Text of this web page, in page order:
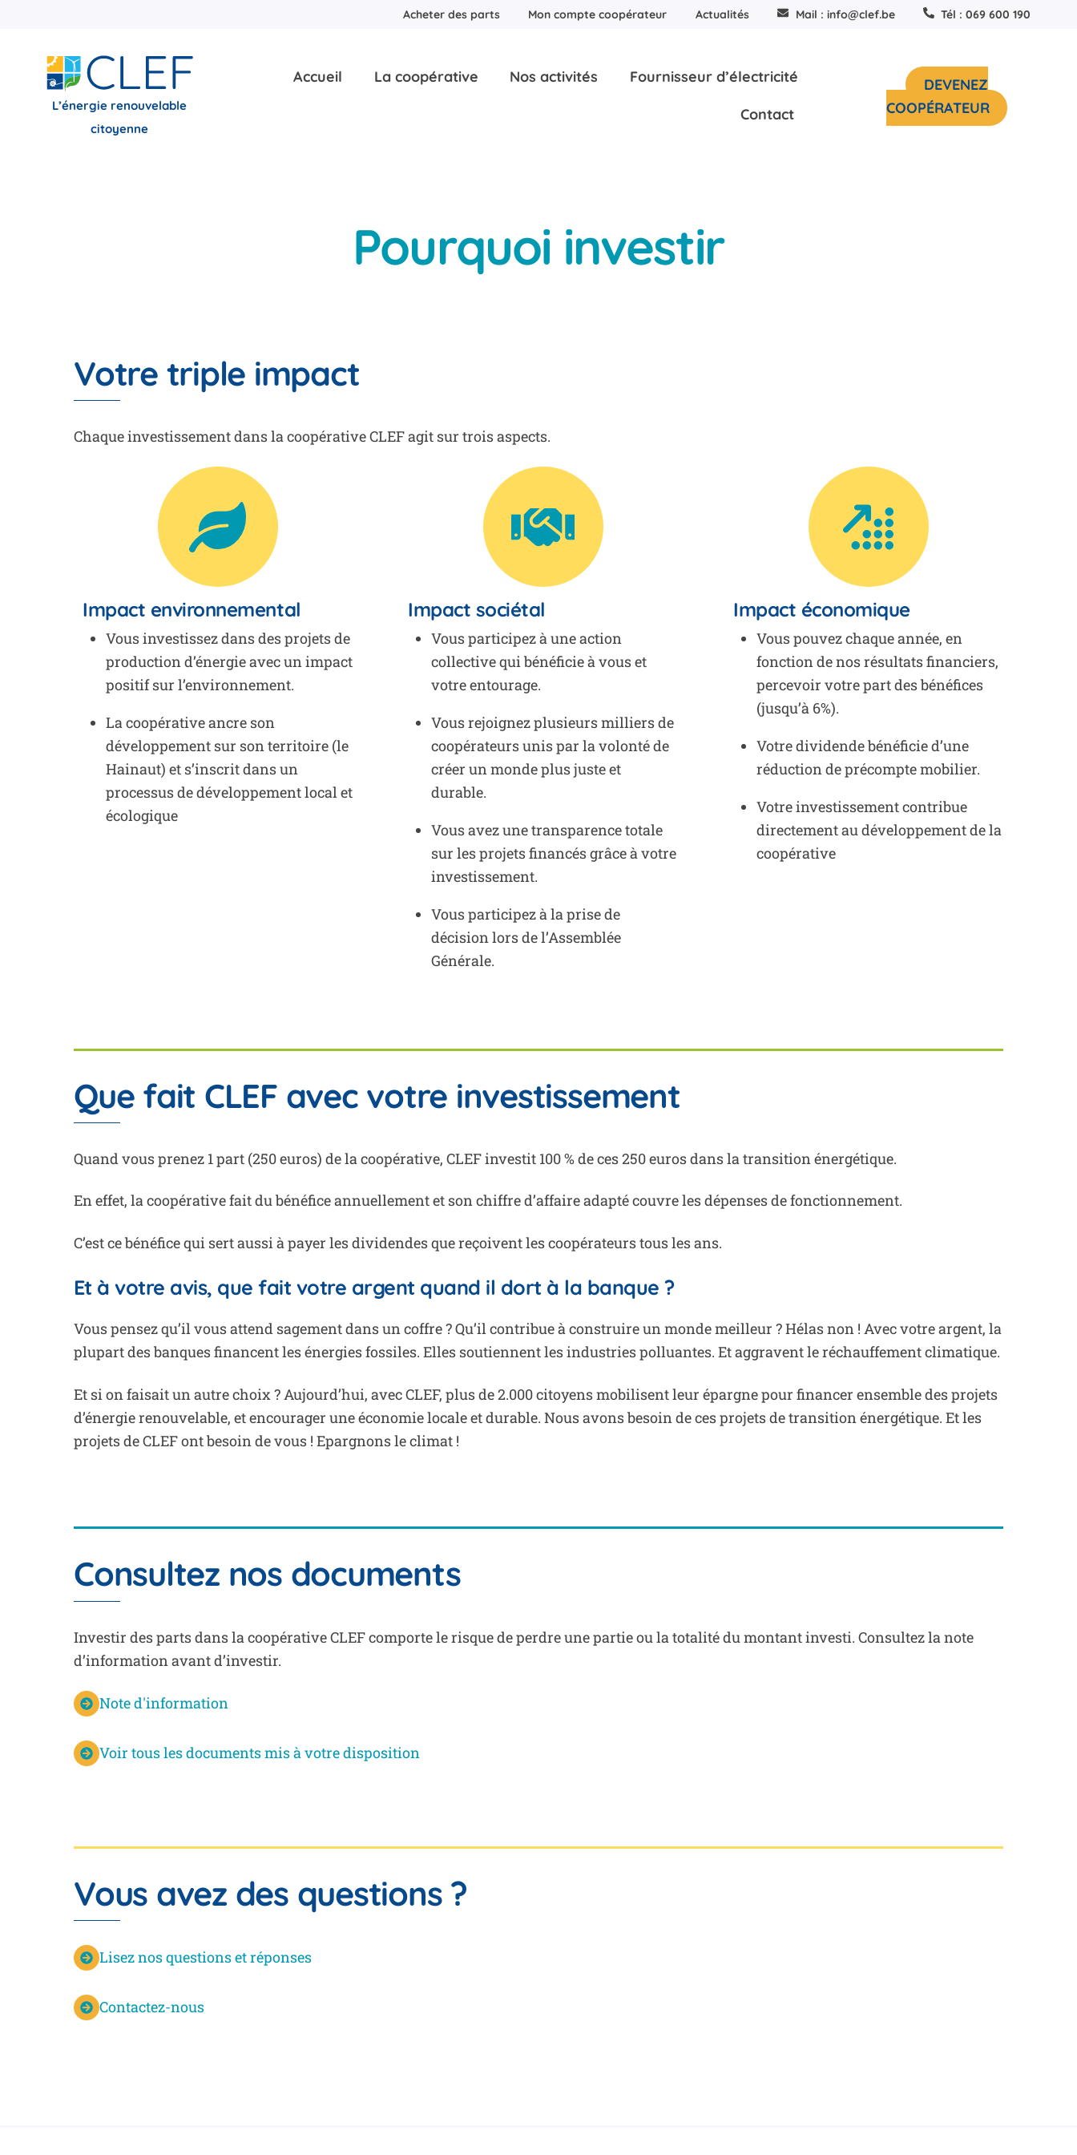
content
Acheter des parts Mon compte coopérateur Actualités Mail : info@clef.be Tél : 069 600 190
L’énergie renouvelable
citoyenne
Accueil La coopérative Nos activités Fournisseur d’électricité
Contact
DEVENEZ
COOPÉRATEUR
Pourquoi investir
Votre triple impact
Chaque investissement dans la coopérative CLEF agit sur trois aspects.
Impact environnemental
Vous investissez dans des projets de
production d’énergie avec un impact
positif sur l’environnement.
La coopérative ancre son
développement sur son territoire (le
Hainaut) et s’inscrit dans un
processus de développement local et
écologique
Impact sociétal
Vous participez à une action
collective qui bénéficie à vous et
votre entourage.
Vous rejoignez plusieurs milliers de
coopérateurs unis par la volonté de
créer un monde plus juste et
durable.
Vous avez une transparence totale
sur les projets financés grâce à votre
investissement.
Vous participez à la prise de
décision lors de l’Assemblée
Générale.
Impact économique
Vous pouvez chaque année, en
fonction de nos résultats financiers,
percevoir votre part des bénéfices
(jusqu’à 6%).
Votre dividende bénéficie d’une
réduction de précompte mobilier.
Votre investissement contribue
directement au développement de la
coopérative
Que fait CLEF avec votre investissement
Quand vous prenez 1 part (250 euros) de la coopérative, CLEF investit 100 % de ces 250 euros dans la transition énergétique.
En effet, la coopérative fait du bénéfice annuellement et son chiffre d’affaire adapté couvre les dépenses de fonctionnement.
C’est ce bénéfice qui sert aussi à payer les dividendes que reçoivent les coopérateurs tous les ans.
Et à votre avis, que fait votre argent quand il dort à la banque ?
Vous pensez qu’il vous attend sagement dans un coffre ? Qu’il contribue à construire un monde meilleur ? Hélas non ! Avec votre argent, la
plupart des banques financent les énergies fossiles. Elles soutiennent les industries polluantes. Et aggravent le réchauffement climatique.
Et si on faisait un autre choix ? Aujourd’hui, avec CLEF, plus de 2.000 citoyens mobilisent leur épargne pour financer ensemble des projets
d’énergie renouvelable, et encourager une économie locale et durable. Nous avons besoin de ces projets de transition énergétique. Et les
projets de CLEF ont besoin de vous ! Epargnons le climat !
Consultez nos documents
Investir des parts dans la coopérative CLEF comporte le risque de perdre une partie ou la totalité du montant investi. Consultez la note
d’information avant d’investir.
Note d'information
Voir tous les documents mis à votre disposition
Vous avez des questions ?
Lisez nos questions et réponses
Contactez-nous